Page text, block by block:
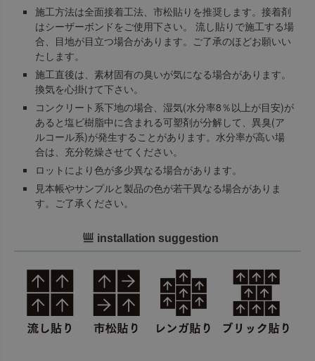
施工方法は全面接着工法、市松貼りを推奨します。接着剤
はシーザーボンドをご使用下さい。 流し貼りで施工する場
合、目地が目立つ場合があります。ご了承のほどお願いい
たします。
施工直後は、素材固有の臭いが気になる場合があります。
換気を心掛けて下さい。
コンクリート系下地の場合、湿気(水分率8％以上が目安)が
あると塩ビ樹脂中に含まれる可塑剤が分解して、異臭(ア
ルコール系)が発生することがあります。水分率が高い場
合は、充分乾燥させてください。
ロットにより色が多少異なる場合があります。
見本帳やサンプルと製品の色が若干異なる場合がありま
す。ご了承ください。
installation suggestion